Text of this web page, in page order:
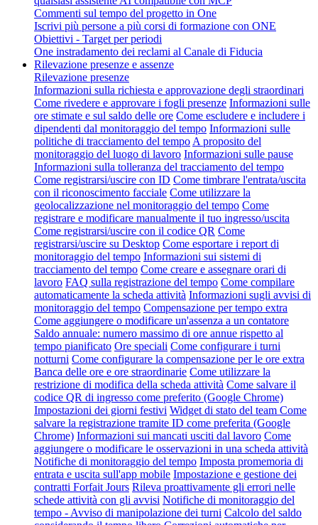
Commenti sul tempo del progetto in One
Iscrivi più persone a più corsi di formazione con ONE
Obiettivi - Target per periodi
One instradamento dei reclami al Canale di Fiducia
Rilevazione presenze e assenze
Rilevazione presenze
Informazioni sulla richiesta e approvazione degli straordinari
Come rivedere e approvare i fogli presenze Informazioni sulle
ore stimate e sul saldo delle ore Come escludere e includere i
dipendenti dal monitoraggio del tempo Informazioni sulle
politiche di tracciamento del tempo A proposito del
monitoraggio del luogo di lavoro Informazioni sulle pause
Informazioni sulla tolleranza del tracciamento del tempo
Come registrarsi/uscire con ID Come timbrare l'entrata/uscita
con il riconoscimento facciale Come utilizzare la
geolocalizzazione nel monitoraggio del tempo Come
registrare e modificare manualmente il tuo ingresso/uscita
Come registrarsi/uscire con il codice QR Come
registrarsi/uscire su Desktop Come esportare i report di
monitoraggio del tempo Informazioni sui sistemi di
tracciamento del tempo Come creare e assegnare orari di
lavoro FAQ sulla registrazione del tempo Come compilare
automaticamente la scheda attività Informazioni sugli avvisi di
monitoraggio del tempo Compensazione per tempo extra
Come aggiungere o modificare un'assenza a un contatore
Saldo annuale: numero massimo di ore annue rispetto al
tempo pianificato Ore speciali Come configurare i turni
notturni Come configurare la compensazione per le ore extra
Banca delle ore e ore straordinarie Come utilizzare la
restrizione di modifica della scheda attività Come salvare il
codice QR di ingresso come preferito (Google Chrome)
Impostazioni dei giorni festivi Widget di stato del team Come
salvare la registrazione tramite ID come preferita (Google
Chrome) Informazioni sui mancati usciti dal lavoro Come
aggiungere o modificare le osservazioni in una scheda attività
Notifiche di monitoraggio del tempo Imposta promemoria di
entrata e uscita sull'app mobile Impostazione e gestione dei
contratti Forfait Jours Rileva proattivamente gli errori nelle
schede attività con gli avvisi Notifiche di monitoraggio del
tempo - Avviso di manipolazione dei turni Calcolo del saldo